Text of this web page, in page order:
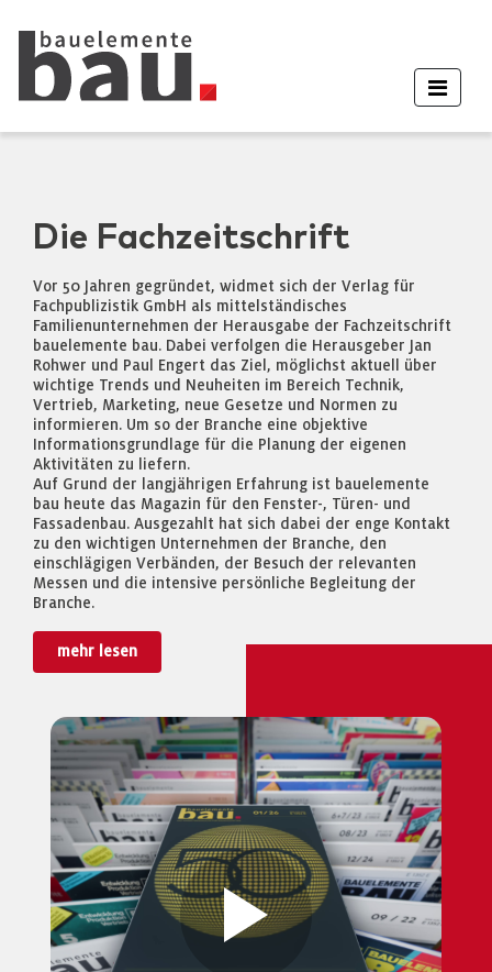
Die Fachzeitschrift
Vor 50 Jahren gegründet, widmet sich der Verlag für
Fachpublizistik GmbH als mittelständisches
Familienunternehmen der Herausgabe der Fachzeitschrift
bauelemente bau. Dabei verfolgen die Herausgeber Jan
Rohwer und Paul Engert das Ziel, möglichst aktuell über
wichtige Trends und Neuheiten im Bereich Technik,
Vertrieb, Marketing, neue Gesetze und Normen zu
informieren. Um so der Branche eine objektive
Informationsgrundlage für die Planung der eigenen
Aktivitäten zu liefern.
Auf Grund der langjährigen Erfahrung ist bauelemente
bau heute das Magazin für den Fenster-, Türen- und
Fassadenbau. Ausgezahlt hat sich dabei der enge Kontakt
zu den wichtigen Unternehmen der Branche, den
einschlägigen Verbänden, der Besuch der relevanten
Messen und die intensive persönliche Begleitung der
Branche.
mehr lesen